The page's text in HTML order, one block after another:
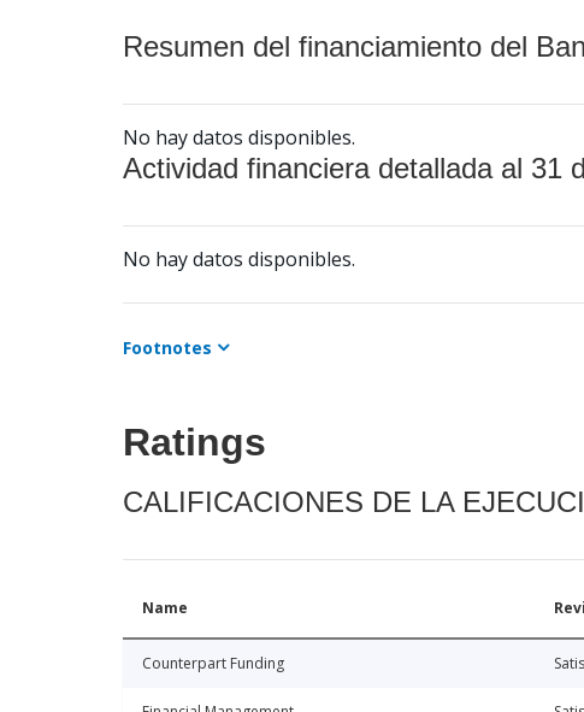
Resumen del financiamiento del
No hay datos disponibles.
Actividad financiera detallada al 31
No hay datos disponibles.
Footnotes
Ratings
CALIFICACIONES DE LA
Name
Counterpart Funding